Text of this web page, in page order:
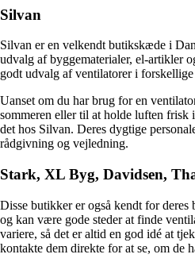
Silvan
Silvan er en velkendt butikskæde i
udvalg af byggematerialer, el-artikler
godt udvalg af ventilatorer i forskellige
Uanset om du har brug for en
sommeren eller til at holde luften frisk
det hos Silvan. Deres dygtige
rådgivning og vejledning.
Stark, XL Byg, Davidsen,
Disse butikker er også kendt for deres
og kan være gode steder at finde
variere, så det er altid en god idé at
kontakte dem direkte for at se, om de